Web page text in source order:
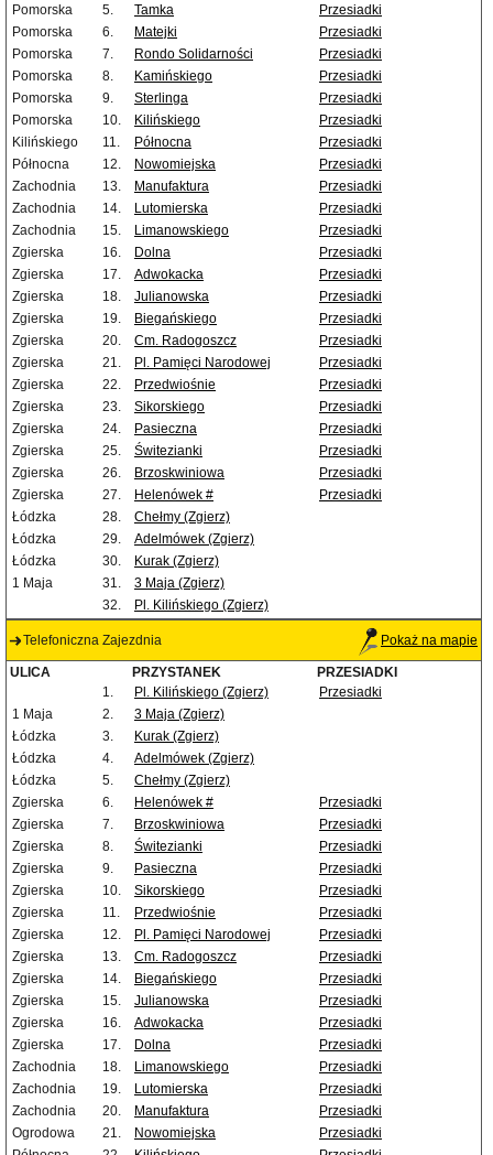
Pomorska
5. Tamka
Przesiadki
Pomorska
6. Matejki
Przesiadki
Pomorska
7. Rondo Solidarności
Przesiadki
Pomorska
8. Kamińskiego
Przesiadki
Pomorska
9. Sterlinga
Przesiadki
Pomorska
10. Kilińskiego
Przesiadki
Kilińskiego
11. Północna
Przesiadki
Północna
12. Nowomiejska
Przesiadki
Zachodnia
13. Manufaktura
Przesiadki
Zachodnia
14. Lutomierska
Przesiadki
Zachodnia
15. Limanowskiego
Przesiadki
Zgierska
16. Dolna
Przesiadki
Zgierska
17. Adwokacka
Przesiadki
Zgierska
18. Julianowska
Przesiadki
Zgierska
19. Biegańskiego
Przesiadki
Zgierska
20. Cm. Radogoszcz
Przesiadki
Zgierska
21. Pl. Pamięci Narodowej
Przesiadki
Zgierska
22. Przedwiośnie
Przesiadki
Zgierska
23. Sikorskiego
Przesiadki
Zgierska
24. Pasieczna
Przesiadki
Zgierska
25. Świtezianki
Przesiadki
Zgierska
26. Brzoskwiniowa
Przesiadki
Zgierska
27. Helenówek #
Przesiadki
Łódzka
28.
Chełmy (Zgierz)
Łódzka
29.
Adelmówek (Zgierz)
Łódzka
30.
Kurak (Zgierz)
1 Maja
31.
3 Maja (Zgierz)
32.
Pl. Kilińskiego (Zgierz)
Telefoniczna Zajezdnia Pokaż na mapie
ULICA PRZYSTANEK
PRZESIADKI
1.
Pl. Kilińskiego (Zgierz)
Przesiadki
1 Maja
2.
3 Maja (Zgierz)
Łódzka
3.
Kurak (Zgierz)
Łódzka
4.
Adelmówek (Zgierz)
Łódzka
5.
Chełmy (Zgierz)
Zgierska
6. Helenówek #
Przesiadki
Zgierska
7. Brzoskwiniowa
Przesiadki
Zgierska
8. Świtezianki
Przesiadki
Zgierska
9. Pasieczna
Przesiadki
Zgierska
10. Sikorskiego
Przesiadki
Zgierska
11. Przedwiośnie
Przesiadki
Zgierska
12. Pl. Pamięci Narodowej
Przesiadki
Zgierska
13. Cm. Radogoszcz
Przesiadki
Zgierska
14. Biegańskiego
Przesiadki
Zgierska
15. Julianowska
Przesiadki
Zgierska
16. Adwokacka
Przesiadki
Zgierska
17. Dolna
Przesiadki
Zachodnia
18. Limanowskiego
Przesiadki
Zachodnia
19. Lutomierska
Przesiadki
Zachodnia
20. Manufaktura
Przesiadki
Ogrodowa
21. Nowomiejska
Przesiadki